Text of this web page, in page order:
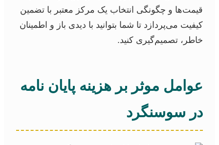
قیمت‌ها و چگونگی انتخاب یک مرکز معتبر با تضمین
کیفیت می‌پردازد تا شما بتوانید با دیدی باز و اطمینان
خاطر، تصمیم‌گیری کنید.
عوامل موثر بر هزینه پایان نامه
در سوسنگرد